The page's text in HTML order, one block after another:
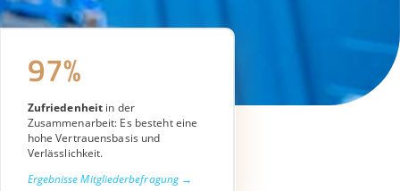
97%
Zufriedenheit in der
Zusammenarbeit: Es besteht eine
hohe Vertrauensbasis und
Verlässlichkeit.
Ergebnisse Mitgliederbefragung →